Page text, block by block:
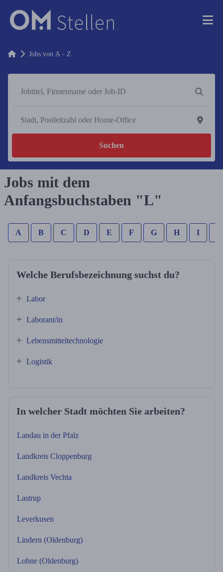
Jobs von A - Z
Suchen
Jobs mit dem
Anfangsbuchstaben "L"
A B C D E F G H I
Welche Berufsbezeichnung suchst du?
Labor
Laborant/in
Lebensmitteltechnologie
Logistik
In welcher Stadt möchten Sie arbeiten?
Landau in der Pfalz
Landkreis Cloppenburg
Landkreis Vechta
Lastrup
Leverkusen
Lindern (Oldenburg)
Lohne (Oldenburg)